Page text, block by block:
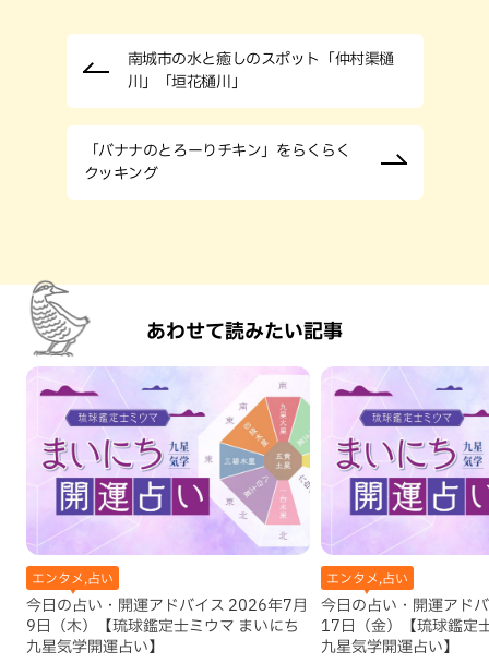
南城市の水と癒しのスポット「仲村渠樋
川」「垣花樋川」
「バナナのとろーりチキン」をらくらく
クッキング
あわせて読みたい記事
エンタメ,占い
今日の占い・開運アドバイス 2026年7月
9日（木）【琉球鑑定士ミウマ まいにち
九星気学開運占い】
エンタメ,占い
今日の占い・開運アド
17日（金）【琉球鑑定
九星気学開運占い】